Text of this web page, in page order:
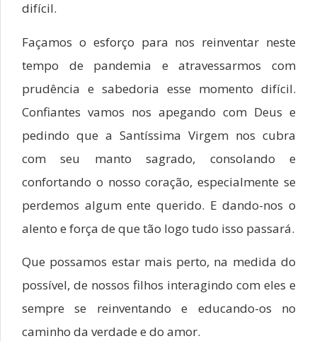
difícil.
Façamos o esforço para nos reinventar neste
tempo de pandemia e atravessarmos com
prudência e sabedoria esse momento difícil.
Confiantes vamos nos apegando com Deus e
pedindo que a Santíssima Virgem nos cubra
com seu manto sagrado, consolando e
confortando o nosso coração, especialmente se
perdemos algum ente querido. E dando-nos o
alento e força de que tão logo tudo isso passará.
Que possamos estar mais perto, na medida do
possível, de nossos filhos interagindo com eles e
sempre se reinventando e educando-os no
caminho da verdade e do amor.